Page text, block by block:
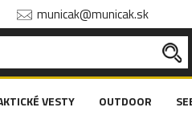
municak@municak.sk
VESTY OUTDOOR